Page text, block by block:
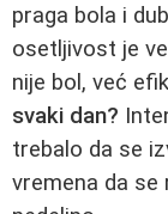
praga bola i
osetljivost je
nije bol, već
svaki dan?
trebalo da se
vremena da se